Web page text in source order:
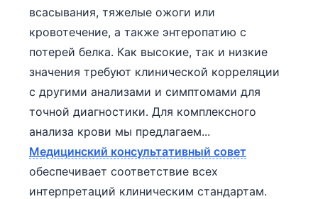
всасывания, тяжелые ожоги или
кровотечение, а также энтеропатию с
потерей белка. Как высокие, так и низкие
значения требуют клинической корреляции
с другими анализами и симптомами для
точной диагностики. Для комплексного
анализа крови мы предлагаем...
Медицинский консультативный совет
обеспечивает соответствие всех
интерпретаций клиническим стандартам.